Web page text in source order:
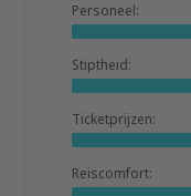
Personeel:
Stiptheid:
Ticketprijzen:
Reiscomfort: